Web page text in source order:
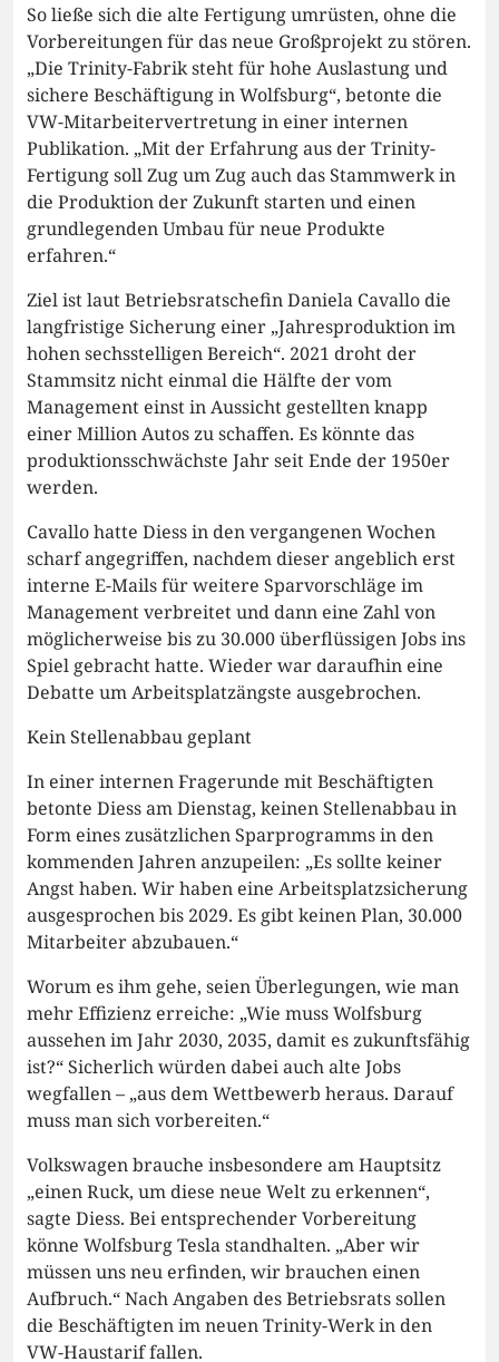
So ließe sich die alte Fertigung umrüsten, ohne die
Vorbereitungen für das neue Großprojekt zu stören.
„Die Trinity-Fabrik steht für hohe Auslastung und
sichere Beschäftigung in Wolfsburg“, betonte die
VW-Mitarbeitervertretung in einer internen
Publikation. „Mit der Erfahrung aus der Trinity-
Fertigung soll Zug um Zug auch das Stammwerk in
die Produktion der Zukunft starten und einen
grundlegenden Umbau für neue Produkte
erfahren.“
Ziel ist laut Betriebsratschefin Daniela Cavallo die
langfristige Sicherung einer „Jahresproduktion im
hohen sechsstelligen Bereich“. 2021 droht der
Stammsitz nicht einmal die Hälfte der vom
Management einst in Aussicht gestellten knapp
einer Million Autos zu schaffen. Es könnte das
produktionsschwächste Jahr seit Ende der 1950er
werden.
Cavallo hatte Diess in den vergangenen Wochen
scharf angegriffen, nachdem dieser angeblich erst
interne E-Mails für weitere Sparvorschläge im
Management verbreitet und dann eine Zahl von
möglicherweise bis zu 30.000 überflüssigen Jobs ins
Spiel gebracht hatte. Wieder war daraufhin eine
Debatte um Arbeitsplatzängste ausgebrochen.
Kein Stellenabbau geplant
In einer internen Fragerunde mit Beschäftigten
betonte Diess am Dienstag, keinen Stellenabbau in
Form eines zusätzlichen Sparprogramms in den
kommenden Jahren anzupeilen: „Es sollte keiner
Angst haben. Wir haben eine Arbeitsplatzsicherung
ausgesprochen bis 2029. Es gibt keinen Plan, 30.000
Mitarbeiter abzubauen.“
Worum es ihm gehe, seien Überlegungen, wie man
mehr Effizienz erreiche: „Wie muss Wolfsburg
aussehen im Jahr 2030, 2035, damit es zukunftsfähig
ist?“ Sicherlich würden dabei auch alte Jobs
wegfallen – „aus dem Wettbewerb heraus. Darauf
muss man sich vorbereiten.“
Volkswagen brauche insbesondere am Hauptsitz
„einen Ruck, um diese neue Welt zu erkennen“,
sagte Diess. Bei entsprechender Vorbereitung
könne Wolfsburg Tesla standhalten. „Aber wir
müssen uns neu erfinden, wir brauchen einen
Aufbruch.“ Nach Angaben des Betriebsrats sollen
die Beschäftigten im neuen Trinity-Werk in den
VW-Haustarif fallen.